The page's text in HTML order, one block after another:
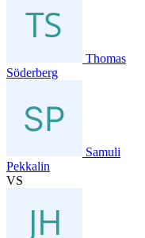
Thomas
Söderberg
Samuli
Pekkalin
VS